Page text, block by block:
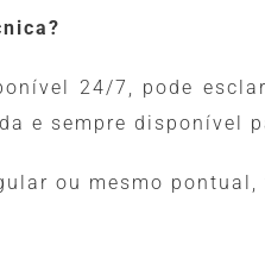
24/7, pode
e sempre disponível
ou mesmo